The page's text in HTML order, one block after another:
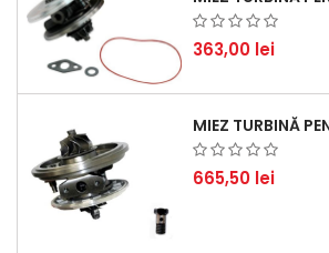
363,00 lei
665,50 lei